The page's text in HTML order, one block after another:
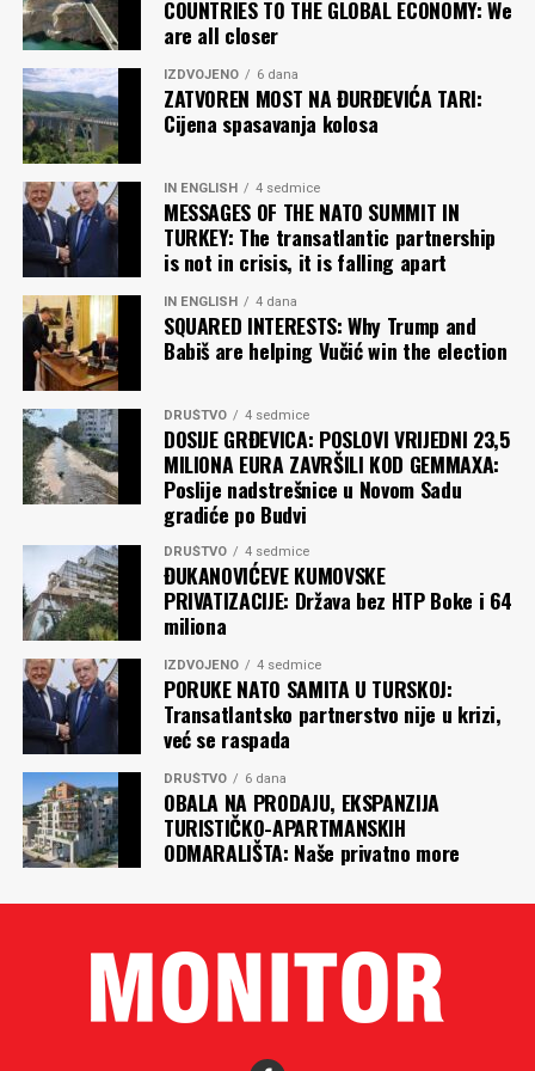
tvoja prava mjera, tvoja stamenost te obavezuje da od
sebe učiniš svoje najbolje djelo.
Ferid MUHIĆ
COUNTRIES TO THE GLOBAL ECONOMY: We
are all closer
IZDVOJENO 6 dana
ZATVOREN MOST NA ĐURĐEVIĆA TARI:
Cijena spasavanja kolosa
IN ENGLISH 4 sedmice
MESSAGES OF THE NATO SUMMIT IN
TURKEY: The transatlantic partnership
is not in crisis, it is falling apart
IN ENGLISH 4 dana
SQUARED INTERESTS: Why Trump and
Babiš are helping Vučić win the election
DRUŠTVO 4 sedmice
DOSIJE GRĐEVICA: POSLOVI VRIJEDNI 23,5
MILIONA EURA ZAVRŠILI KOD GEMMAXA:
Poslije nadstrešnice u Novom Sadu
gradiće po Budvi
DRUŠTVO 4 sedmice
ĐUKANOVIĆEVE KUMOVSKE
PRIVATIZACIJE: Država bez HTP Boke i 64
miliona
IZDVOJENO 4 sedmice
PORUKE NATO SAMITA U TURSKOJ:
Transatlantsko partnerstvo nije u krizi,
već se raspada
DRUŠTVO 6 dana
OBALA NA PRODAJU, EKSPANZIJA
TURISTIČKO-APARTMANSKIH
ODMARALIŠTA: Naše privatno more